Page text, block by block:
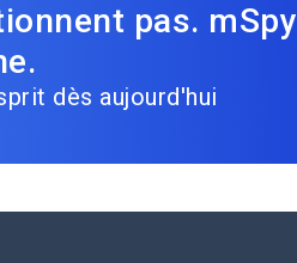
pas. mSpy
dès aujourd'hui